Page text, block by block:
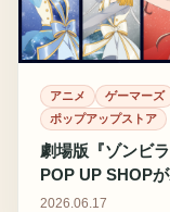
アニメ ゲーマーズ
ポップアップストア
劇場版『ゾンビ
POP UP SHOP
2026.06.17